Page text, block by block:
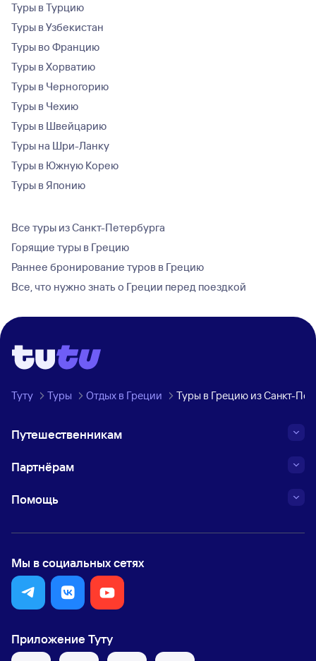
Туры в Турцию
Туры в Узбекистан
Туры во Францию
Туры в Хорватию
Туры в Черногорию
Туры в Чехию
Туры в Швейцарию
Туры на Шри-Ланку
Туры в Южную Корею
Туры в Японию
Все туры из Санкт-Петербурга
Горящие туры в Грецию
Раннее бронирование туров в Грецию
Все, что нужно знать о Греции перед поездкой
Туту Туры Отдых в Греции Туры в Грецию из Санкт-
Путешественникам
Партнёрам
Помощь
Мы в социальных сетях
Приложение Туту